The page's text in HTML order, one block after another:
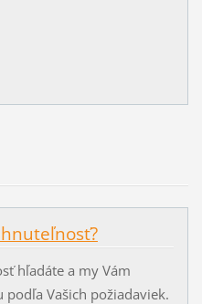
hľadáte a my Vám
Vašich požiadaviek.